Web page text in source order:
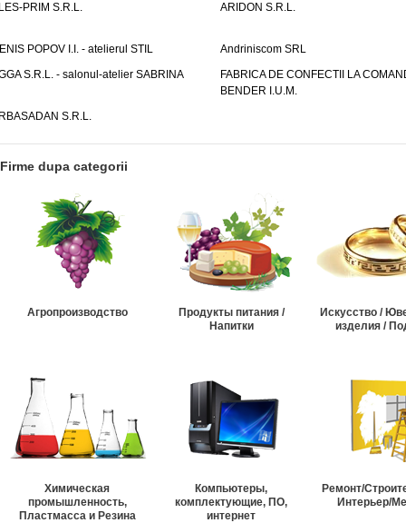
PRIM S.R.L.
ARIDON S.R.L.
POPOV I.I. - atelierul STIL
Andriniscom SRL
S.R.L. - salonul-atelier SABRINA
FABRICA DE CONFECTII LA
BENDER I.U.M.
S.R.L.
Firme dupa categorii
Агропроизводство
Продукты питания /
Напитки
Искусство /
изделия /
Химическая
промышленность,
Пластмасса и Резина
Компьютеры,
комплектующие, ПО,
интернет
Ремонт/
Интерьер/